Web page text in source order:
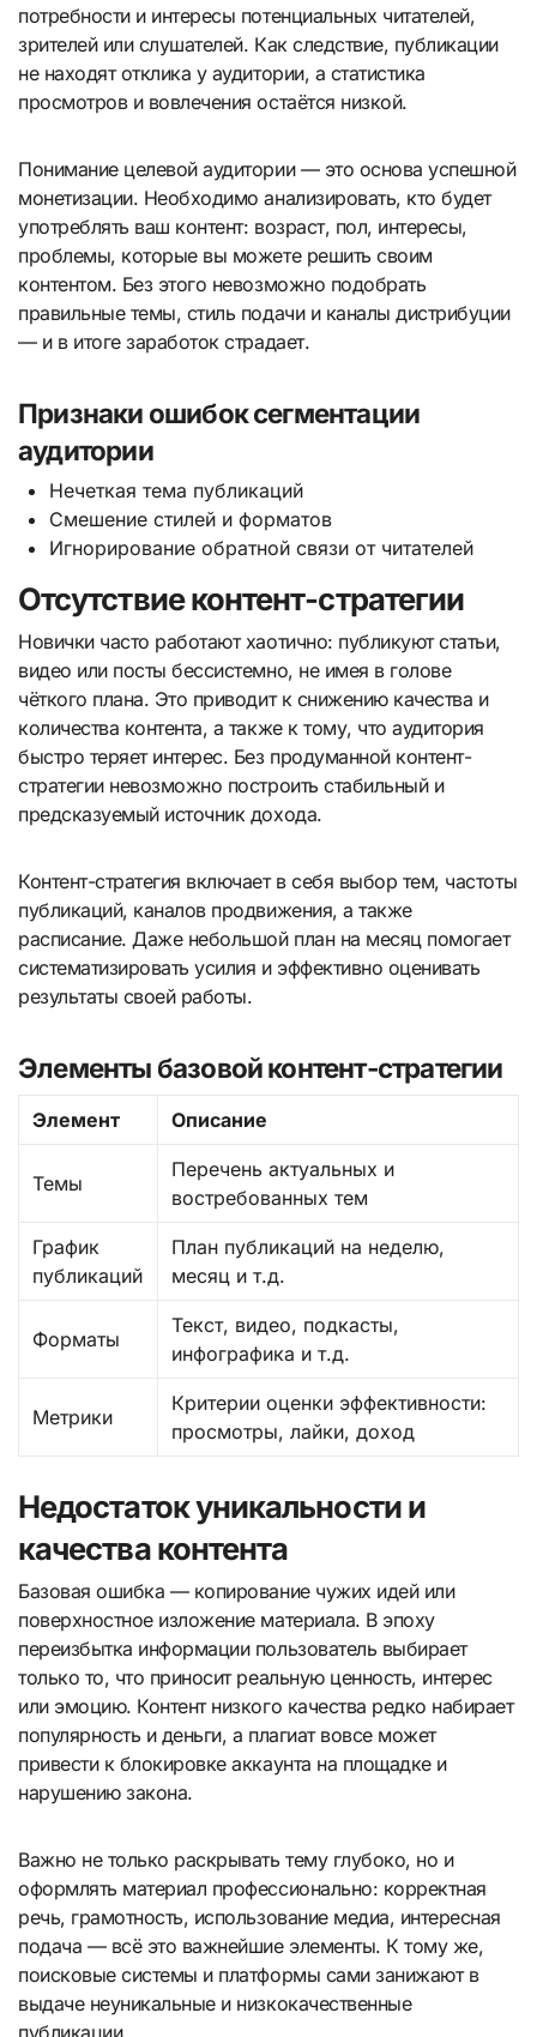
потребности и интересы потенциальных читателей,
зрителей или слушателей. Как следствие, публикации
не находят отклика у аудитории, а статистика
просмотров и вовлечения остаётся низкой.
Понимание целевой аудитории — это основа успешной
монетизации. Необходимо анализировать, кто будет
употреблять ваш контент: возраст, пол, интересы,
проблемы, которые вы можете решить своим
контентом. Без этого невозможно подобрать
правильные темы, стиль подачи и каналы дистрибуции
— и в итоге заработок страдает.
Признаки ошибок сегментации
аудитории
Нечеткая тема публикаций
Смешение стилей и форматов
Игнорирование обратной связи от читателей
Отсутствие контент-стратегии
Новички часто работают хаотично: публикуют статьи,
видео или посты бессистемно, не имея в голове
чёткого плана. Это приводит к снижению качества и
количества контента, а также к тому, что аудитория
быстро теряет интерес. Без продуманной контент-
стратегии невозможно построить стабильный и
предсказуемый источник дохода.
Контент-стратегия включает в себя выбор тем, частоты
публикаций, каналов продвижения, а также
расписание. Даже небольшой план на месяц помогает
систематизировать усилия и эффективно оценивать
результаты своей работы.
Элементы базовой контент-стратегии
Элемент Описание
Темы
Перечень актуальных и
востребованных тем
График
публикаций
План публикаций на неделю,
месяц и т.д.
Форматы
Текст, видео, подкасты,
инфографика и т.д.
Метрики
Критерии оценки эффективности:
просмотры, лайки, доход
Недостаток уникальности и
качества контента
Базовая ошибка — копирование чужих идей или
поверхностное изложение материала. В эпоху
переизбытка информации пользователь выбирает
только то, что приносит реальную ценность, интерес
или эмоцию. Контент низкого качества редко набирает
популярность и деньги, а плагиат вовсе может
привести к блокировке аккаунта на площадке и
нарушению закона.
Важно не только раскрывать тему глубоко, но и
оформлять материал профессионально: корректная
речь, грамотность, использование медиа, интересная
подача — всё это важнейшие элементы. К тому же,
поисковые системы и платформы сами занижают в
выдаче неуникальные и низкокачественные